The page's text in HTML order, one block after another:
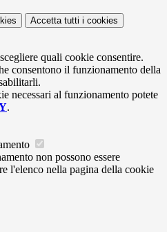
Accetta tutti i cookies
quali cookie consentire.
consentono il funzionamento della
necessari al funzionamento potete
.
non possono essere
l'elenco nella pagina della cookie